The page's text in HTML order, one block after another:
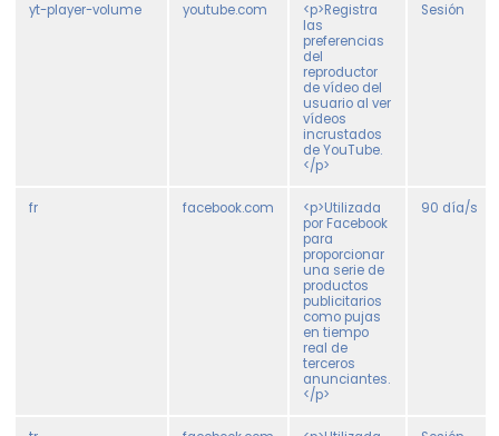
yt-player-volume youtube.com
<p>Registra
las
preferencias
del
reproductor
de vídeo del
usuario al ver
vídeos
incrustados
de YouTube.
</p>
Sesión
fr facebook.com
<p>Utilizada
por Facebook
para
proporcionar
una serie de
productos
publicitarios
como pujas
en tiempo
real de
terceros
anunciantes.
</p>
90 día/s